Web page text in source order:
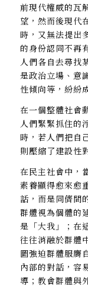
前現代權威的瓦
望，然而後現代
時，又無法提出
的身份認同不再
人們各自去尋找
是政治立場、意
性傾向等，紛紛
在一個整體社會
人們緊緊抓住的
時，若人們把自
則壓縮了建設性
在民主社會中，
素養顯得愈來愈
話，而是同儕間
群體視為個體的
是「大我」；在
往往消融於群體
圖強迫群體服膺
內部的對話，容
導；教會群體與